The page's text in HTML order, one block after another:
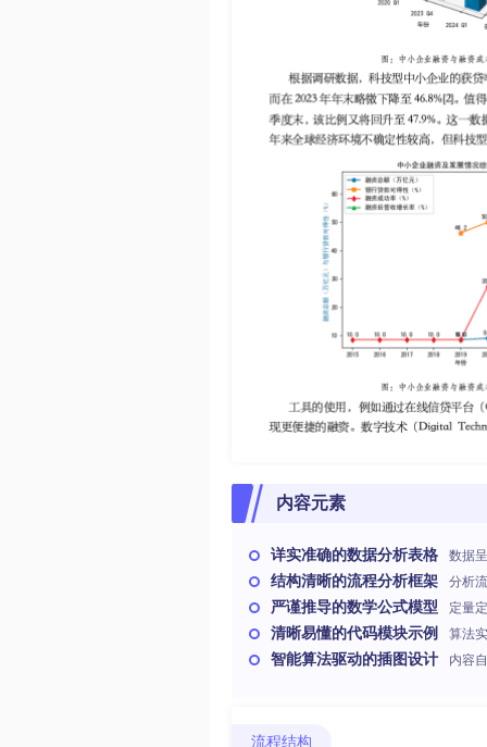
内容元素
详实准确的数据分析表格 数据
结构清晰的流程分析框架 分析
严谨推导的数学公式模型 定量
清晰易懂的代码模块示例 算法
智能算法驱动的插图设计 内容
流程结构